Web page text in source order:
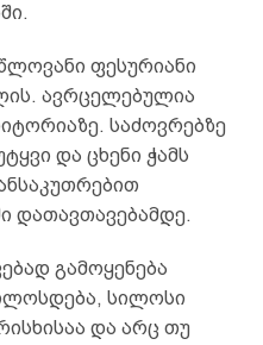
ფესურიანი
ავრცელებულია
საძოვრებზე
და ცხენი ჭამს
დათავთავებამდე.
გამოყენება
სილოსი
და არც თუ